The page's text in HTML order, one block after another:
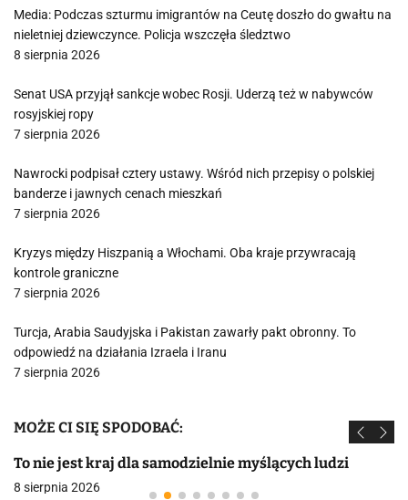
Media: Podczas szturmu imigrantów na Ceutę doszło do gwałtu na
nieletniej dziewczynce. Policja wszczęła śledztwo
8 sierpnia 2026
Senat USA przyjął sankcje wobec Rosji. Uderzą też w nabywców
rosyjskiej ropy
7 sierpnia 2026
Nawrocki podpisał cztery ustawy. Wśród nich przepisy o polskiej
banderze i jawnych cenach mieszkań
7 sierpnia 2026
Kryzys między Hiszpanią a Włochami. Oba kraje przywracają
kontrole graniczne
7 sierpnia 2026
Turcja, Arabia Saudyjska i Pakistan zawarły pakt obronny. To
odpowiedź na działania Izraela i Iranu
7 sierpnia 2026
MOŻE CI SIĘ SPODOBAĆ:
To nie jest kraj dla samodzielnie myślących ludzi
8 sierpnia 2026